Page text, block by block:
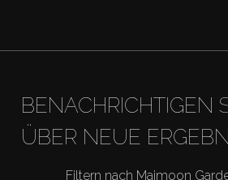
BENACHRICHTIGEN
ÜBER NEUE
Filtern nach Maimoon